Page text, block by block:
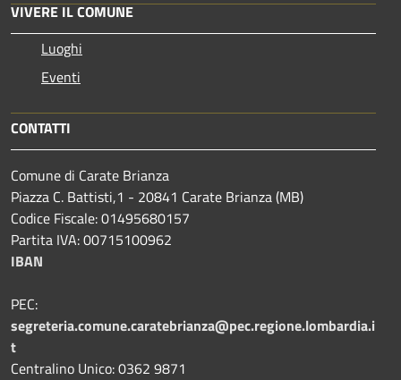
VIVERE IL COMUNE
Luoghi
Eventi
CONTATTI
Comune di Carate Brianza
Piazza C. Battisti,1 - 20841 Carate Brianza (MB)
Codice Fiscale: 01495680157
Partita IVA: 00715100962
IBAN
PEC:
segreteria.comune.caratebrianza@pec.regione.lombardia.i
t
Centralino Unico: 0362 9871